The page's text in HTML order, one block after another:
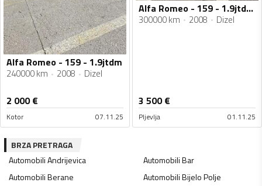
Alfa Romeo - 159 - 1.9jtdm
240000 km 2008 Dizel
2 000€
Kotor 07.11.25
Alfa Romeo - 159 - 1.9jtdm 8v 88kw
300000 km 2008 Dizel
3 500€
Pljevlja 01.11.25
BRZA PRETRAGA
AutomobiliAndrijevica AutomobiliBar
AutomobiliBerane AutomobiliBijelo Polje